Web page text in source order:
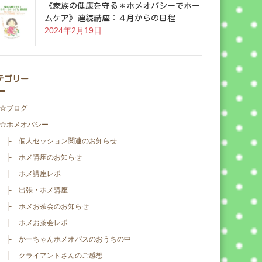
《家族の健康を守る＊ホメオパシーでホー
ムケア》連続講座：４月からの日程
2024年2月19日
ゴリー
ブログ
ホメオパシー
個人セッション関連のお知らせ
ホメ講座のお知らせ
ホメ講座レポ
出張・ホメ講座
ホメお茶会のお知らせ
ホメお茶会レポ
かーちゃんホメオパスのおうちの中
クライアントさんのご感想